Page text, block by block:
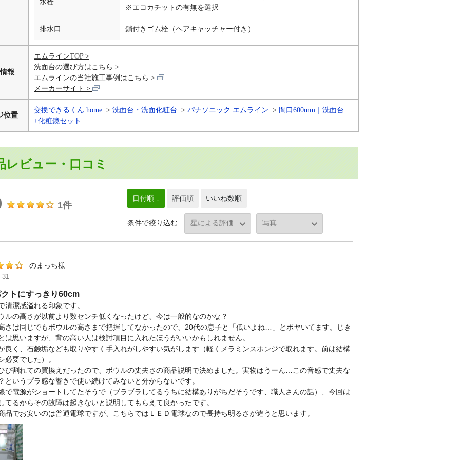
水栓
※エコカチットの有無を選択
排水口 鎖付きゴム栓（ヘアキャッチャー付き）
報
エムラインTOP
洗面台の選び方はこちら
エムラインの当社施工事例はこちら
メーカーサイト
位置
交換できるくん home 洗面台・洗面化粧台 パナソニック エムライン
間口600mm｜洗面台
+化粧鏡セット
レビュー・口コミ
1件
日付順 ↓ 評価順 いいね数順
条件で絞り込む:
のまっち様
トにすっきり60cm
清潔感溢れる印象です。
ルの高さが以前より数センチ低くなったけど、今は一般的なのかな？
さは同じでもボウルの高さまで把握してなかったので、20代の息子と「低いよね…」とボヤいてます。じき
は思いますが、背の高い人は検討項目に入れたほうがいいかもしれません。
良く、石鹸垢なども取りやすく手入れがしやすい気がします（軽くメラミンスポンジで取れます。前は結構
必要でした）。
び割れての買換えだったので、ボウルの丈夫さの商品説明で決めました。実物はうーん…この音感で丈夫な
というプラ感な響きで使い続けてみないと分からないです。
で電源がショートしてたそうで（ブラブラしてるうちに結構ありがちだそうです、職人さんの話）、今回は
てるからその故障は起きないと説明してもらえて良かったです。
品でお安いのは普通電球ですが、こちらではＬＥＤ電球なので長持ち明るさが違うと思います。